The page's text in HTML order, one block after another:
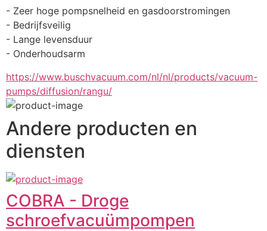
- Zeer hoge pompsnelheid en gasdoorstromingen
- Bedrijfsveilig
- Lange levensduur
- Onderhoudsarm
https://www.buschvacuum.com/nl/nl/products/vacuum-
pumps/diffusion/rangu/
Andere producten en
diensten
COBRA - Droge
schroefvacuümpompen